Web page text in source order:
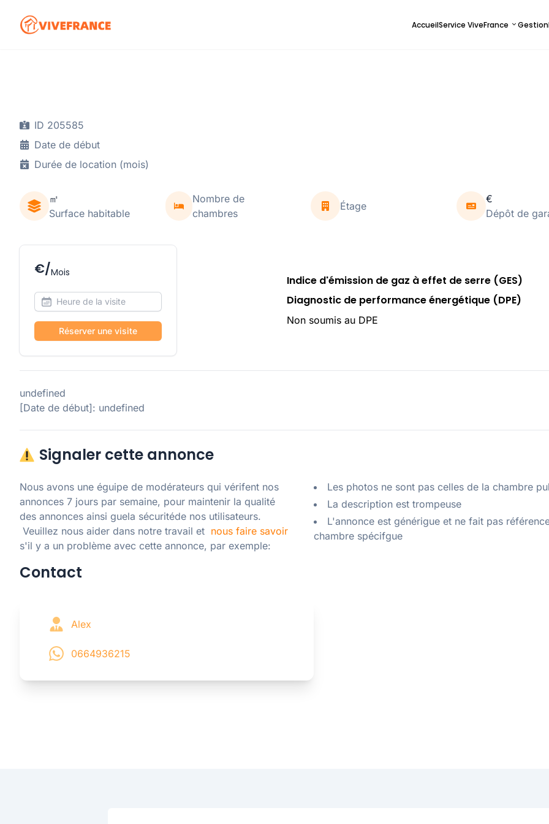
AccueilService ViveFrance Gestion
ID 205585
Date de début
Durée de location (mois)
㎡
Surface habitable
Nombre de
chambres
Étage
€
Dépôt de
€/Mois
Réserver une visite
Indice d'émission de gaz à effet de serre (GES)
Diagnostic de performance énergétique (DPE)
Non soumis au DPE
undefined
[Date de début]: undefined
Signaler cette annonce
Nous avons une éguipe de modérateurs qui vérifent nos
annonces 7 jours par semaine, pour maintenir la qualité
des annonces ainsi guela sécuritéde nos utilisateurs.
Veuillez nous aider dans notre travail et nous faire savoir
s'il y a un problème avec cette annonce, par exemple:
Les photos ne sont pas celles de la chambre
La description est trompeuse
L'annonce est générigue et ne fait pas
chambre spécifgue
Contact
Alex
0664936215